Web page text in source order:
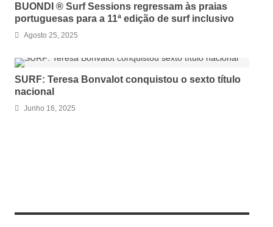
BUONDI ® Surf Sessions regressam às praias
portuguesas para a 11ª edição de surf inclusivo
Agosto 25, 2025
SURF: Teresa Bonvalot conquistou o sexto título
nacional
Junho 16, 2025